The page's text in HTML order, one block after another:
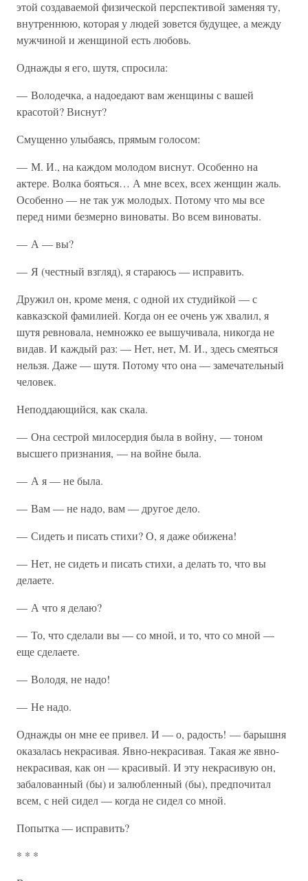
этой создаваемой физической перспективой заменяя ту,
внутреннюю, которая у людей зовется будущее, а между
мужчиной и женщиной есть любовь.
Однажды я его, шутя, спросила:
— Володечка, а надоедают вам женщины с вашей
красотой? Виснут?
Смущенно улыбаясь, прямым голосом:
— М. И., на каждом молодом виснут. Особенно на
актере. Волка бояться… А мне всех, всех женщин жаль.
Особенно — не так уж молодых. Потому что мы все
перед ними безмерно виноваты. Во всем виноваты.
— А — вы?
— Я (честный взгляд), я стараюсь — исправить.
Дружил он, кроме меня, с одной их студийкой — с
кавказской фамилией. Когда он ее очень уж хвалил, я
шутя ревновала, немножко ее вышучивала, никогда не
видав. И каждый раз: — Нет, нет, М. И., здесь смеяться
нельзя. Даже — шутя. Потому что она — замечательный
человек.
Неподдающийся, как скала.
— Она сестрой милосердия была в войну, — тоном
высшего признания, — на войне была.
— А я — не была.
— Вам — не надо, вам — другое дело.
— Сидеть и писать стихи? О, я даже обижена!
— Нет, не сидеть и писать стихи, а делать то, что вы
делаете.
— А что я делаю?
— То, что сделали вы — со мной, и то, что со мной —
еще сделаете.
— Володя, не надо!
— Не надо.
Однажды он мне ее привел. И — о, радость! — барышня
оказалась некрасивая. Явно-некрасивая. Такая же явно-
некрасивая, как он — красивый. И эту некрасивую он,
забалованный (бы) и залюбленный (бы), предпочитал
всем, с ней сидел — когда не сидел со мной.
Попытка — исправить?
* * *